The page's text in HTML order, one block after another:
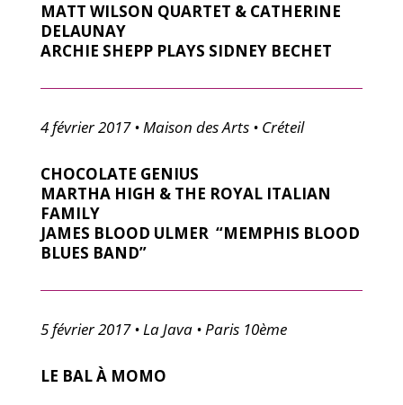
MATT WILSON QUARTET & CATHERINE
DELAUNAY
ARCHIE SHEPP PLAYS SIDNEY BECHET
4 février 2017 • Maison des Arts • Créteil
CHOCOLATE GENIUS
MARTHA HIGH & THE ROYAL ITALIAN
FAMILY
JAMES BLOOD ULMER “MEMPHIS BLOOD
BLUES BAND”
5 février 2017 • La Java • Paris 10ème
LE BAL À MOMO